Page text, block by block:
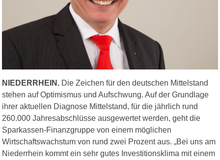
NIEDERRHEIN. Die Zeichen für den deutschen Mittelstand
stehen auf Optimismus und Aufschwung. Auf der Grundlage
ihrer aktuellen Diagnose Mittelstand, für die jährlich rund
260.000 Jahresabschlüsse ausgewertet werden, geht die
Sparkassen-Finanzgruppe von einem möglichen
Wirtschaftswachstum von rund zwei Prozent aus. „Bei uns am
Niederrhein kommt ein sehr gutes Investitionsklima mit einem